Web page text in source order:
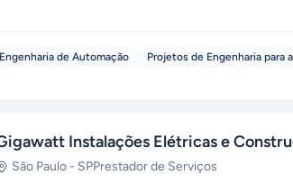
de Automação Projetos de Engenharia para
Instalações Elétricas e
São Paulo - SPPrestador de Serviços